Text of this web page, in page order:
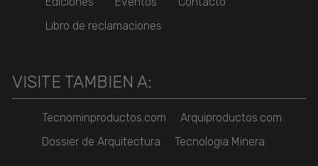
Libro de reclamaciones
VISITE TAMBIEN A:
Tecnominproductos.com
Arquiproductos.com
Dossier de Arquitectura
Tecnologia Minera